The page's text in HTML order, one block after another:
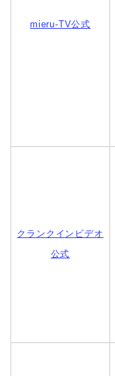
mieru-TV公式
クランクインビデオ
公式